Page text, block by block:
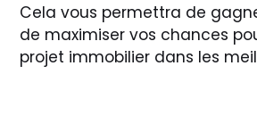
Cela vous permettra de
de maximiser vos chances
projet immobilier dans les